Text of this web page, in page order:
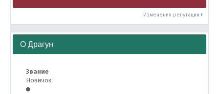
Изменения репутации
О Драгун
Звание
Новичок